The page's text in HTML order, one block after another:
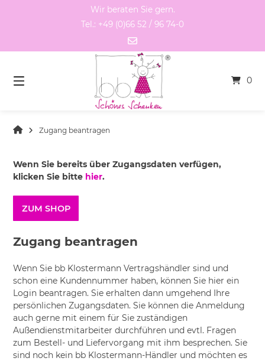
Wir beraten Sie gern.
Tel.: +49 (0)66 52 / 96 74-0
0
Zugang beantragen
Wenn Sie bereits über Zugangsdaten verfügen,
klicken Sie bitte hier.
ZUM SHOP
Zugang beantragen
Wenn Sie bb Klostermann Vertragshändler sind und
schon eine Kundennummer haben, können Sie hier ein
Login beantragen. Sie erhalten dann umgehend Ihre
persönlichen Zugangsdaten. Sie können die Anmeldung
auch gerne mit einem für Sie zuständigen
Außendienstmitarbeiter durchführen und evtl. Fragen
zum Bestell- und Liefervorgang mit ihm besprechen. Sie
sind noch kein bb Klostermann-Händler und möchten es